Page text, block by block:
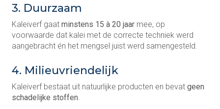
3. Duurzaam
Kaleiverf gaat minstens 15 à 20 jaar mee, op
voorwaarde dat kalei met de correcte techniek werd
aangebracht én het mengsel juist werd samengesteld.
4. Milieuvriendelijk
Kaleiverf bestaat uit natuurlijke producten en bevat geen
schadelijke stoffen